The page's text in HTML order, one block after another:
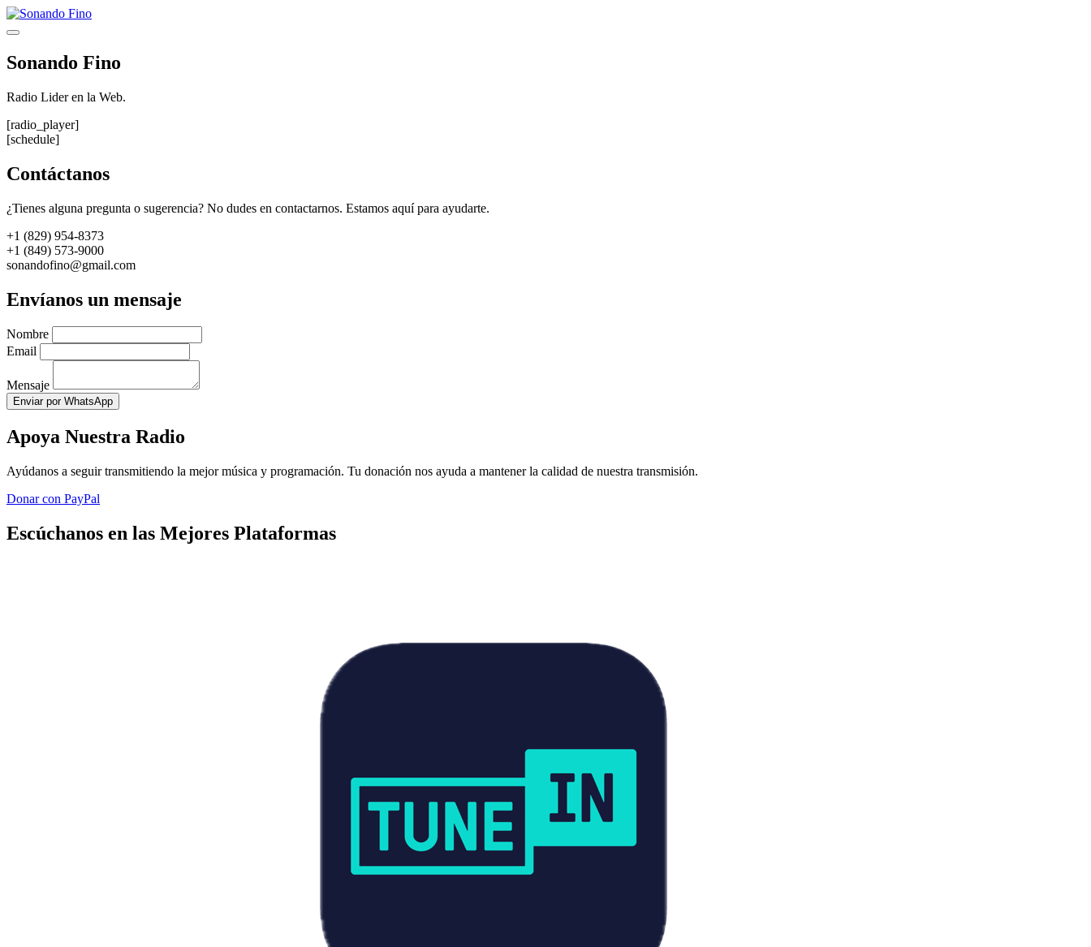
Saltar
al
Menú
Sonando Fino
Radio Lider en la Web.
[radio_player]
[schedule]
Contáctanos
¿Tienes alguna pregunta o sugerencia? No dudes en contactarnos. Estamos aquí para ayudarte.
+1 (829) 954-8373
+1 (849) 573-9000
sonandofino@gmail.com
Envíanos un mensaje
Nombre
Email
Mensaje
Enviar por WhatsApp
Apoya Nuestra Radio
Ayúdanos a seguir transmitiendo la mejor música y programación. Tu donación nos ayuda a mantener la calidad de nuestra transmisión.
Donar con PayPal
Escúchanos en las Mejores Plataformas